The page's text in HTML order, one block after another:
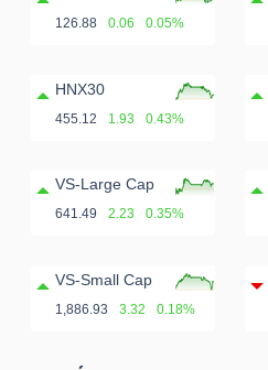
126.88 0.06 0.05%
HNX30
455.12 1.93 0.43%
VS-Large Cap
641.49 2.23 0.35%
VS-Small Cap
1,886.93 3.32 0.18%